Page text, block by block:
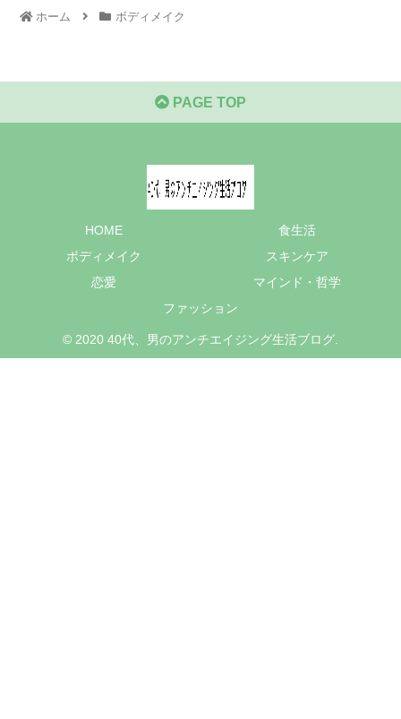
ホーム ボディメイク
PAGE TOP
HOME
食生活
ボディメイク
スキンケア
恋愛
マインド・哲学
ファッション
© 2020 40代、男のアンチエイジング生活ブログ.